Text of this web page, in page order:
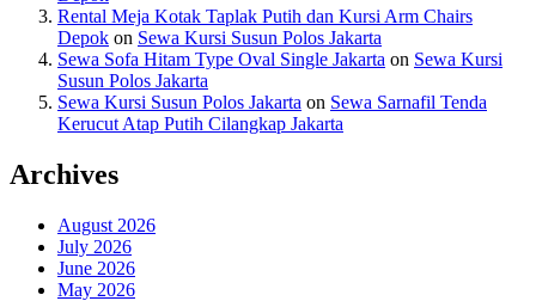
Rental Meja Kotak Taplak Putih dan Kursi Arm Chairs
Depok on Sewa Kursi Susun Polos Jakarta
Sewa Sofa Hitam Type Oval Single Jakarta on Sewa Kursi
Susun Polos Jakarta
Sewa Kursi Susun Polos Jakarta on Sewa Sarnafil Tenda
Kerucut Atap Putih Cilangkap Jakarta
Archives
August 2026
July 2026
June 2026
May 2026